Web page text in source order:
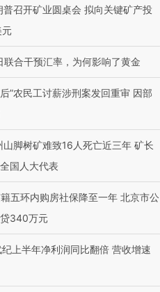
普召开矿业圆桌会 拟向关键矿产投
元
联合干预汇率，为何影响了黄金
”农民工讨薪涉刑案发回重审 因部
山脚树矿难致16人死亡近三年 矿长
国人大代表
五环内购房社保降至一年 北京市公
340万元
纪上半年净利润同比翻倍 营收增速